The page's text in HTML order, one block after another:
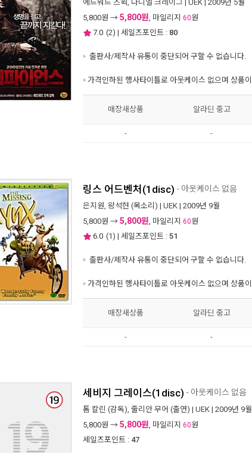
에드워드 즈윅, 다니엘 크레이그 | UEK | 2009년 5월
5,800원 → 5,800원, 마일리지 60원
7.0 (2) | 세일즈포인트 : 80
출판사/제작사 유통이 중단되어 구할 수 없습니다.
가격인하된 행사타이틀로 아웃케이스 없으며 상품
매장새상품 알라딘 중고
- -
링스 어드벤처(1disc) - 아웃케이스 없음
은지원, 왕석현 (목소리) | UEK | 2009년 9월
5,800원 → 5,800원, 마일리지 60원
6.0 (1) | 세일즈포인트 : 51
출판사/제작사 유통이 중단되어 구할 수 없습니다.
가격인하된 행사타이틀로 아웃케이스 없으며 상품
매장새상품 알라딘 중고
- -
세비지 그레이스(1disc) - 아웃케이스 없음
톰 칼린 (감독), 줄리안 무어 (출연) | UEK | 2009년 9월
5,800원 → 5,800원, 마일리지 60원
세일즈포인트 : 47